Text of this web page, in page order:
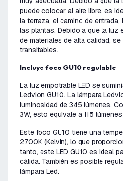
puede colocar al aire libre, es
la terraza, el camino de
las plantas. Debido a que la luz
de materiales de alta calidad,
transitables.
Incluye foco GU10 regulable
La luz empotrable LED se
Ledvion GU10. La lámpara
luminosidad de 345 lúmenes.
3W, esto equivale a 115
Este foco GU10 tiene una
2700K (Kelvin), lo que
tanto, este LED GU10 es ideal
cálida. También es posible
lámpara Led.